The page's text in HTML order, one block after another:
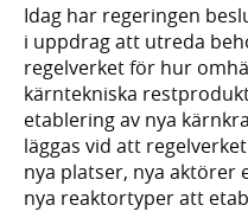
Idag har regeringen
i uppdrag att utreda
regelverket för hur
kärntekniska
etablering av nya
läggas vid att
nya platser, nya aktörer
nya reaktortyper att